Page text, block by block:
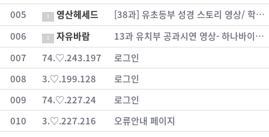
005
영산헤세드
[38과] 유초등부 성경 스토리 영상/ 학습요점 영상 > 하나_유년부 공과 자료
006
자유바람
13과 유치부 공과시연 영상- 하나바이블 3과정 1학기 > 하나_유치부 공과 자료
007
74.♡.243.197
로그인
008
3.♡.199.128
로그인
009
74.♡.227.24
로그인
010
3.♡.227.216
오류안내 페이지